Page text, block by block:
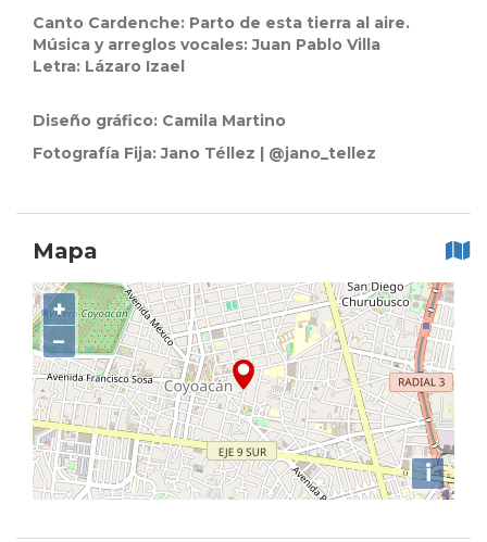
Canto Cardenche: Parto de esta tierra al aire.
Música y arreglos vocales: Juan Pablo Villa
Letra: Lázaro Izael
Diseño gráfico: Camila Martino
Fotografía Fija: Jano Téllez | @jano_tellez
Mapa
+
−
i